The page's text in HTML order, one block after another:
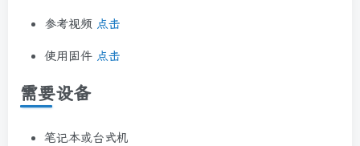
参考视频 点击
使用固件 点击
需要设备
笔记本或台式机